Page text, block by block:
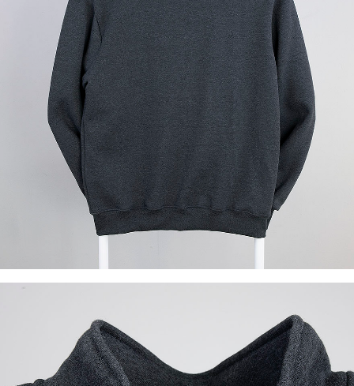
이코 라이프 하